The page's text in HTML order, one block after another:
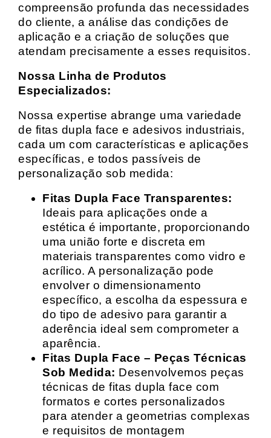
compreensão profunda das necessidades
do cliente, a análise das condições de
aplicação e a criação de soluções que
atendam precisamente a esses requisitos.
Nossa Linha de Produtos
Especializados:
Nossa expertise abrange uma variedade
de fitas dupla face e adesivos industriais,
cada um com características e aplicações
específicas, e todos passíveis de
personalização sob medida:
Fitas Dupla Face Transparentes:
Ideais para aplicações onde a
estética é importante, proporcionando
uma união forte e discreta em
materiais transparentes como vidro e
acrílico. A personalização pode
envolver o dimensionamento
específico, a escolha da espessura e
do tipo de adesivo para garantir a
aderência ideal sem comprometer a
aparência.
Fitas Dupla Face – Peças Técnicas
Sob Medida: Desenvolvemos peças
técnicas de fitas dupla face com
formatos e cortes personalizados
para atender a geometrias complexas
e requisitos de montagem